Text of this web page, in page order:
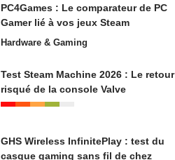
PC4Games : Le comparateur de PC
Gamer lié à vos jeux Steam
Hardware & Gaming
Test Steam Machine 2026 : Le retour
risqué de la console Valve
GHS Wireless InfinitePlay : test du
casque gaming sans fil de chez